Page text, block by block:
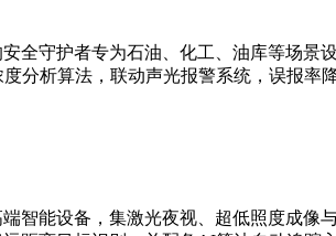
守护者专为石油、化工、油库等场景
分析算法，联动声光报警系统，误报率
智能设备，集激光夜视、超低照度成